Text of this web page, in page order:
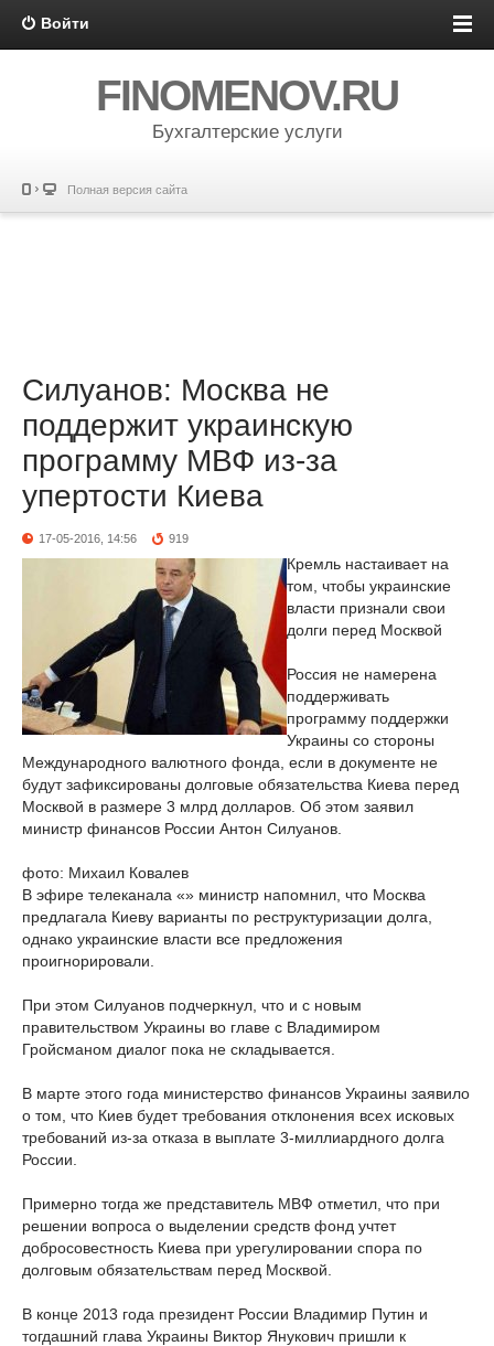
Войти
FINOMENOV.RU
Бухгалтерские услуги
Полная версия сайта
Силуанов: Москва не
поддержит украинскую
программу МВФ из-за
упертости Киева
17-05-2016, 14:56 919
Кремль настаивает на
том, чтобы украинские
власти признали свои
долги перед Москвой
Россия не намерена
поддерживать
программу поддержки
Украины со стороны
Международного валютного фонда, если в документе не
будут зафиксированы долговые обязательства Киева перед
Москвой в размере 3 млрд долларов. Об этом заявил
министр финансов России Антон Силуанов.
фото: Михаил Ковалев
В эфире телеканала «» министр напомнил, что Москва
предлагала Киеву варианты по реструктуризации долга,
однако украинские власти все предложения
проигнорировали.
При этом Силуанов подчеркнул, что и с новым
правительством Украины во главе с Владимиром
Гройсманом диалог пока не складывается.
В марте этого года министерство финансов Украины заявило
о том, что Киев будет требования отклонения всех исковых
требований из-за отказа в выплате 3-миллиардного долга
России.
Примерно тогда же представитель МВФ отметил, что при
решении вопроса о выделении средств фонд учтет
добросовестность Киева при урегулировании спора по
долговым обязательствам перед Москвой.
В конце 2013 года президент России Владимир Путин и
тогдашний глава Украины Виктор Янукович пришли к